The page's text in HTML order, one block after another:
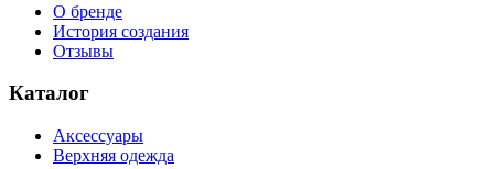
О бренде
История создания
Отзывы
Каталог
Аксессуары
Верхняя одежда